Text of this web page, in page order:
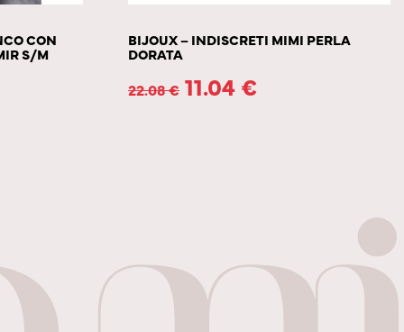
CON
S/M
BIJOUX – INDISCRETI MIMI PERLA
DORATA
22.08€ 11.04 €